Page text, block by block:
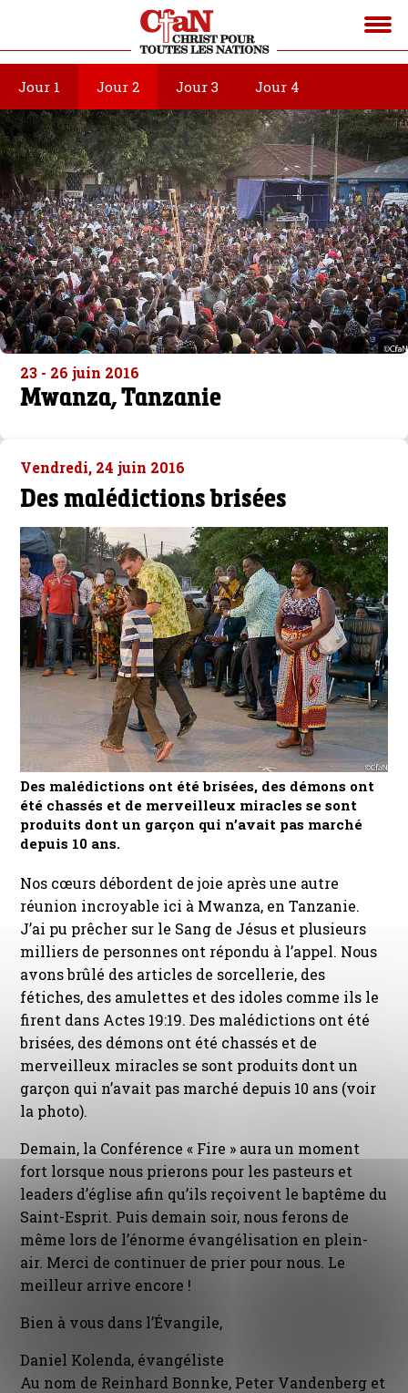
Jour 1 Jour 2 Jour 3 Jour 4
23 - 26 juin 2016
Mwanza, Tanzanie
Vendredi, 24 juin 2016
Des malédictions brisées
Des malédictions ont été brisées, des démons ont
été chassés et de merveilleux miracles se sont
produits dont un garçon qui n’avait pas marché
depuis 10 ans.
Nos cœurs débordent de joie après une autre
réunion incroyable ici à Mwanza, en Tanzanie.
J’ai pu prêcher sur le Sang de Jésus et plusieurs
milliers de personnes ont répondu à l’appel. Nous
avons brûlé des articles de sorcellerie, des
fétiches, des amulettes et des idoles comme ils le
firent dans Actes 19:19. Des malédictions ont été
brisées, des démons ont été chassés et de
merveilleux miracles se sont produits dont un
garçon qui n’avait pas marché depuis 10 ans (voir
la photo).
Demain, la Conférence « Fire » aura un moment
fort lorsque nous prierons pour les pasteurs et
leaders d’église afin qu’ils reçoivent le baptême du
Saint-Esprit. Puis demain soir, nous ferons de
même lors de l’énorme évangélisation en plein-
air. Merci de continuer de prier pour nous. Le
meilleur arrive encore !
Bien à vous dans l’Évangile,
Daniel Kolenda, évangéliste
Au nom de Reinhard Bonnke, Peter Vandenberg et